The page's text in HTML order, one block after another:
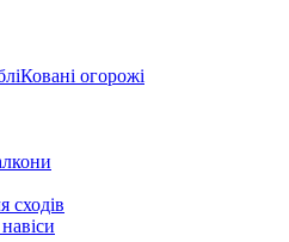
Ковані огорожі
сходів